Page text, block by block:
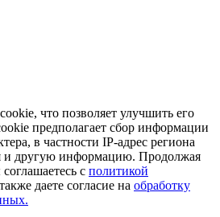
что позволяет улучшить его
предполагает сбор информации
в частности IP-адрес региона
и другую информацию. Продолжая
с политикой
даете согласие на обработку